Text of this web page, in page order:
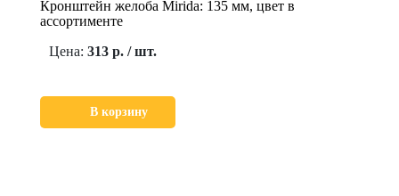
Кронштейн желоба Mirida: 135 мм, цвет в
ассортименте
Цена: 313 р. / шт.
В корзину